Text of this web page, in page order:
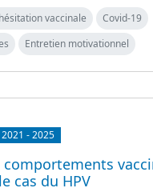
vaccinale
Covid-19
Entretien motivationnel
2021 -2025
comportements
cas du HPV